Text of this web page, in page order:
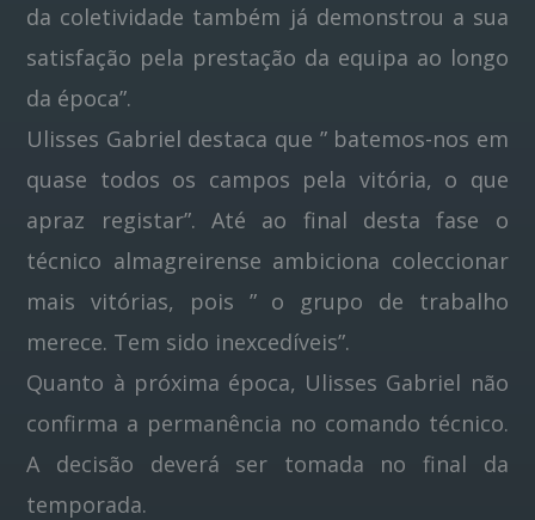
da coletividade também já demonstrou a sua
satisfação pela prestação da equipa ao longo
da época”.
Ulisses Gabriel destaca que ” batemos-nos em
quase todos os campos pela vitória, o que
apraz registar”. Até ao final desta fase o
técnico almagreirense ambiciona coleccionar
mais vitórias, pois ” o grupo de trabalho
merece. Tem sido inexcedíveis”.
Quanto à próxima época, Ulisses Gabriel não
confirma a permanência no comando técnico.
A decisão deverá ser tomada no final da
temporada.